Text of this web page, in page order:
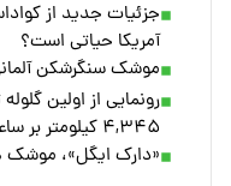
جزئیات جدید از
آمریکا حیاتی است؟
موشک سنگرشکن
رونمایی از اولین
۴,۳۴۵ کیلومتر بر ساعت
«دارک ایگل»، موشک